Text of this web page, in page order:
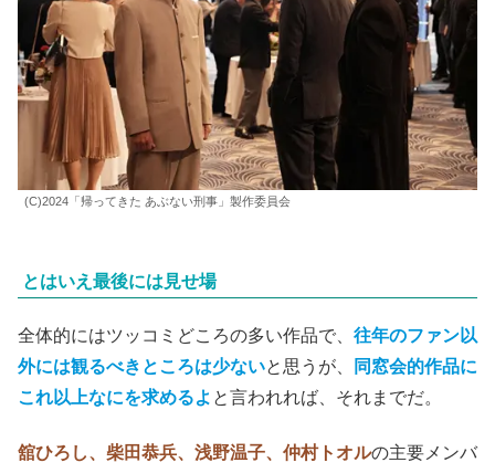
(C)2024「帰ってきた あぶない刑事」製作委員会
とはいえ最後には見せ場
全体的にはツッコミどころの多い作品で、 往年のファン以
外には観るべきところは少ないと思うが、
同窓会的作品に
これ以上なにを求めるよ と言われれば、それまでだ。
舘ひろし、柴田恭兵、浅野温子、仲村トオルの主要メンバ